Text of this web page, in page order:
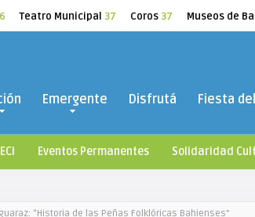
Teatro Municipal 37 Coros 37 Museos de
Emergente Disfrutá Fiesta
ECI Eventos Permanentes Solidaridad
“Historia de las Peñas Folklóricas Bahienses”